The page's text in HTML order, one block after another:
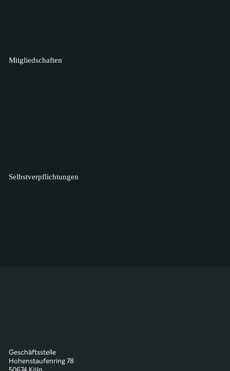
Mitgliedschaften
Selbstverpflichtungen
Geschäftsstelle
Hohenstaufenring 78